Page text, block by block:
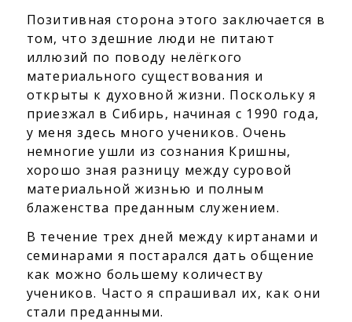
Позитивная сторона этого заключается в
том, что здешние люди не питают
иллюзий по поводу нелёгкого
материального существования и
открыты к духовной жизни. Поскольку я
приезжал в Сибирь, начиная с 1990 года,
у меня здесь много учеников. Очень
немногие ушли из сознания Кришны,
хорошо зная разницу между суровой
материальной жизнью и полным
блаженства преданным служением.
В течение трех дней между киртанами и
семинарами я постарался дать общение
как можно большему количеству
учеников. Часто я спрашивал их, как они
стали преданными.